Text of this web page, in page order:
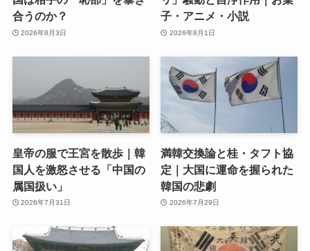
合うのか？
2026年8月3日
子・アニメ・小説
2026年8月1日
皇帝の服で王宮を散歩｜韓
国人を激怒させる「中国の
属国扱い」
2026年7月31日
満韓交換論と桂・タフト協
定｜大国に運命を握られた
韓国の悲劇
2026年7月29日